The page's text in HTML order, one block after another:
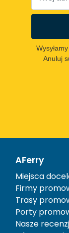
Anuluj
AFerry
Miejsca
Firmy
Trasy
Porty
Nasze